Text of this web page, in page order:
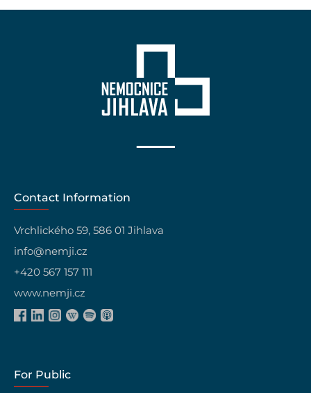
Contact Information
Vrchlického 59, 586 01 Jihlava
info@nemji.cz
+420 567 157 111
www.nemji.cz
For Public